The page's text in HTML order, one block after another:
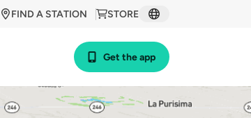
STORE
FIND A STATION
Get the app